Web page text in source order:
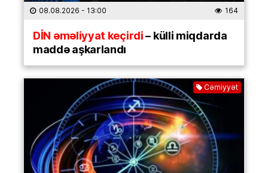
08.08.2026 - 13:00 164
DİN əməliyyat keçirdi– külli miqdarda
maddə aşkarlandı
Cəmiyyət